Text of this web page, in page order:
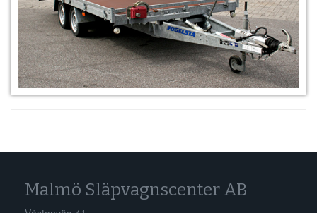
Malmö Släpvagnscenter AB